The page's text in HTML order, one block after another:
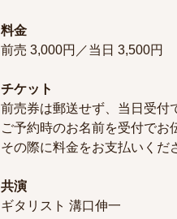
料金
前売 3,000円／当日 3,500円
チケット
前売券は郵送せず、当日受付
ご予約時のお名前を受付でお
その際に料金をお支払いくだ
共演
ギタリスト 溝口伸一